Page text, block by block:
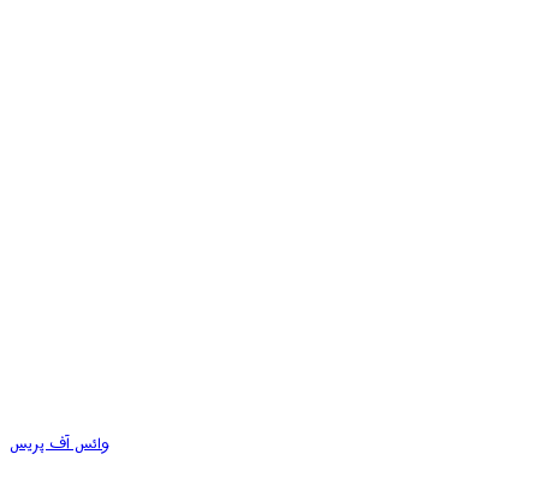
وائس آف پریس